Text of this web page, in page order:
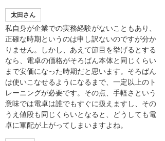
太田さん
私自身が企業での実務経験がないこともあり、
正確な時期というのは申し訳ないのですが分か
りません。しかし、あえて節目を挙げるとする
なら、電卓の価格がそろばん本体と同じくらい
まで安価になった時期だと思います。そろばん
は使いこなせるようになるまで、一定以上のト
レーニングが必要です。その点、手軽さという
意味では電卓は誰でもすぐに扱えますし、その
うえ値段も同じくらいとなると、どうしても電
卓に軍配が上がってしまいますよね。